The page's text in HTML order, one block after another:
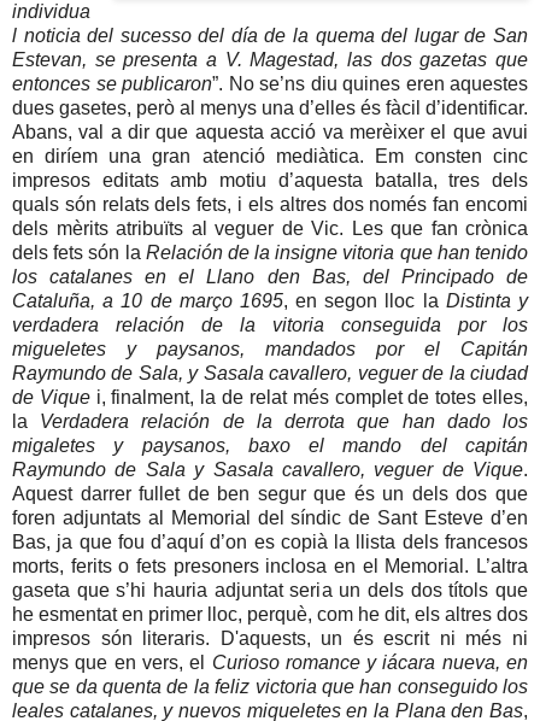
individua
l noticia del sucesso del día de la quema del lugar de San
Estevan, se presenta a V. Magestad, las dos gazetas que
entonces se publicaron”. No se’ns diu quines eren aquestes
dues gasetes, però al menys una d’elles és fàcil d’identificar.
Abans, val a dir que aquesta acció va merèixer el que avui
en diríem una gran atenció mediàtica. Em consten cinc
impresos editats amb motiu d’aquesta batalla, tres dels
quals són relats dels fets, i els altres dos només fan encomi
dels mèrits atribuïts al veguer de Vic. Les que fan crònica
dels fets són la Relación de la insigne vitoria que han tenido
los catalanes en el Llano den Bas, del Principado de
Cataluña, a 10 de março 1695, en segon lloc la Distinta y
verdadera relación de la vitoria conseguida por los
migueletes y paysanos, mandados por el Capitán
Raymundo de Sala, y Sasala cavallero, veguer de la ciudad
de Viquei, finalment, la de relat més complet de totes elles,
la Verdadera relación de la derrota que han dado los
migaletes y paysanos, baxo el mando del capitán
Raymundo de Sala y Sasala cavallero, veguer de Vique.
Aquest darrer fullet de ben segur que és un dels dos que
foren adjuntats al Memorial del síndic de Sant Esteve d’en
Bas, ja que fou d’aquí d’on es copià la llista dels francesos
morts, ferits o fets presoners inclosa en el Memorial. L’altra
gaseta que s’hi hauria adjuntat seria un dels dos títols que
he esmentat en primer lloc, perquè, com he dit, els altres dos
impresos són literaris. D'aquests, un és escrit ni més ni
menys que en vers, el Curioso romance y iácara nueva, en
que se da quenta de la feliz victoria que han conseguido los
leales catalanes, y nuevos miqueletes en la Plana den Bas,